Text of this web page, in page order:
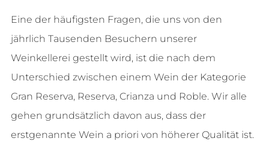
Eine der häufigsten Fragen, die uns von den
jährlich Tausenden Besuchern unserer
Weinkellerei gestellt wird, ist die nach dem
Unterschied zwischen einem Wein der Kategorie
Gran Reserva, Reserva, Crianza und Roble. Wir alle
gehen grundsätzlich davon aus, dass der
erstgenannte Wein a priori von höherer Qualität ist.